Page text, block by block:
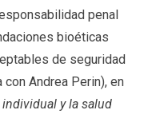
penal
bioéticas
de seguridad
Andrea Perin), en
y la salud